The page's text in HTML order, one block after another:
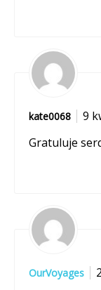
kate0068
9
Gratuluje
OurVoyages